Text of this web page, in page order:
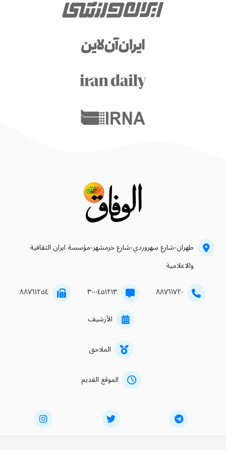
طهران-شارع سهروردي-شارع خرمشهر-مؤسسة ايران الثقافية
والاعلامية
۸۸۷٦۱۷۲۰ ۳۰۰۰٤٥۱۲۱۳ ۸۸۷٦۱۲٥٤
الأرشيف
الملاحق
الموقع القديم